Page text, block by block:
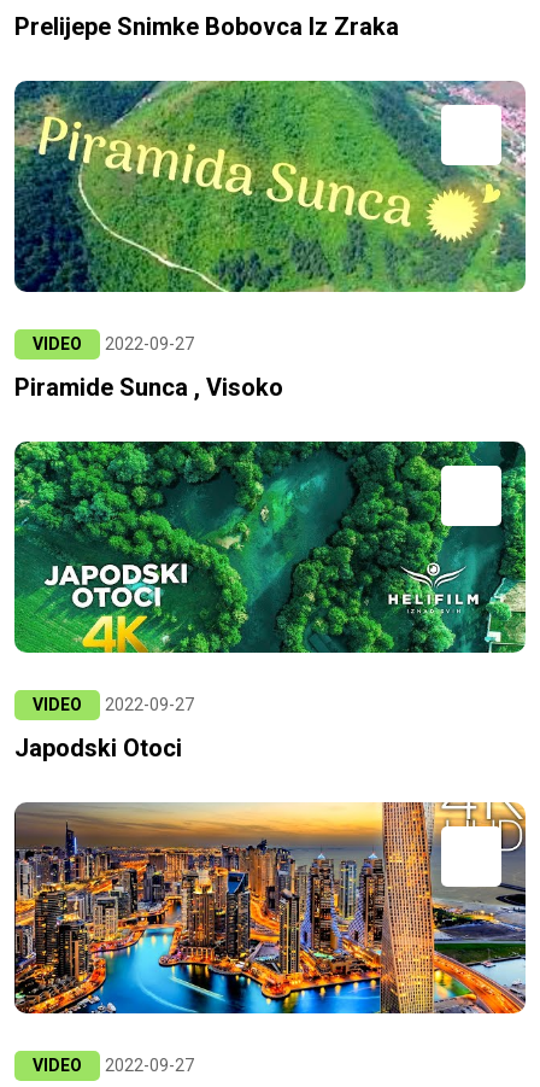
Prelijepe Snimke Bobovca Iz Zraka
VIDEO 2022-09-27
Piramide Sunca , Visoko
VIDEO 2022-09-27
Japodski Otoci
VIDEO 2022-09-27